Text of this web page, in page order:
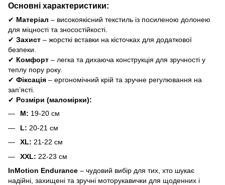
Основні характеристики:
✔ Матеріал – високоякісний текстиль із посиленою долонею
для міцності та зносостійкості.
✔ Захист – жорсткі вставки на кісточках для додаткової
безпеки.
✔ Комфорт – легка та дихаюча конструкція для зручності у
теплу пору року.
✔ Фіксація – ергономічний крій та зручне регулювання на
зап’ясті.
✔ Розміри (маломірки):
M: 19-20 см
L: 20-21 см
XL: 21-22 см
XXL: 22-23 см
InMotion Endurance – чудовий вибір для тих, хто шукає
надійні, захищені та зручні моторукавички для щоденних і